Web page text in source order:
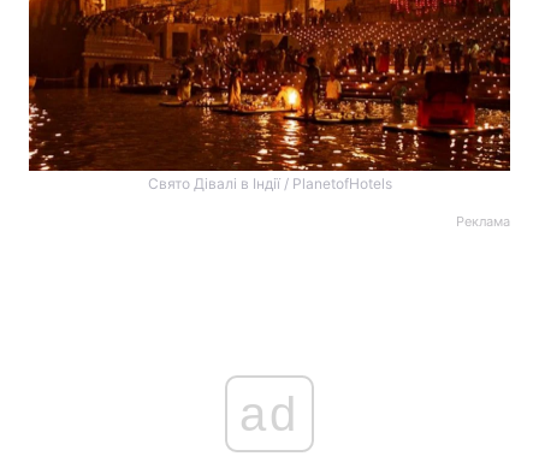
Свято Дівалі в Індії / PlanetofHotels
Реклама
ad